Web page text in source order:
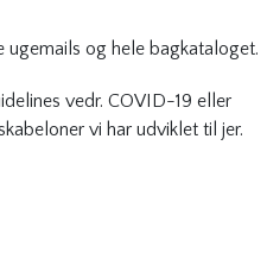
ugemails og hele bagkataloget.
vedr. COVID-19 eller
vi har udviklet til jer.